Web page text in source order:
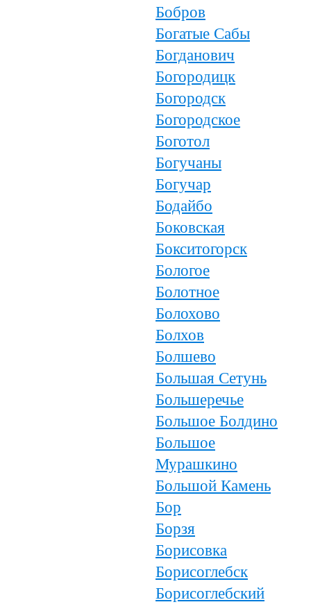
Бобров
Богатые Сабы
Богданович
Богородицк
Богородск
Богородское
Боготол
Богучаны
Богучар
Бодайбо
Боковская
Бокситогорск
Бологое
Болотное
Болохово
Болхов
Болшево
Большая Сетунь
Большеречье
Большое Болдино
Большое
Мурашкино
Большой Камень
Бор
Борзя
Борисовка
Борисоглебск
Борисоглебский